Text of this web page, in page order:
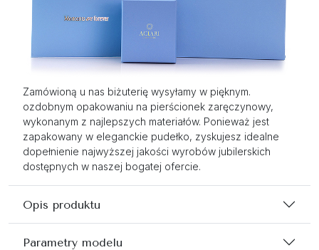
Zamówioną u nas biżuterię wysyłamy w pięknym.
ozdobnym opakowaniu na pierścionek zaręczynowy,
wykonanym z najlepszych materiałów. Ponieważ jest
zapakowany w eleganckie pudełko, zyskujesz idealne
dopełnienie najwyższej jakości wyrobów jubilerskich
dostępnych w naszej bogatej ofercie.
Opis produktu
Parametry modelu